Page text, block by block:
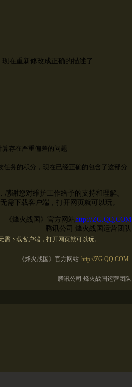
在重新修改成正确的描述了
存在严重偏差的问题
务的积分，现在已经正确的包含了这部分
感谢您对维护工作给予的支持和理解。
下载客户端，打开网页就可以玩。
《烽火战国》官方网站http://ZG.QQ.COM
腾讯公司 烽火战国运营团队
需下载客户端，打开网页就可以玩。
《烽火战国》官方网站 http://ZG.QQ.COM
腾讯公司 烽火战国运营团队